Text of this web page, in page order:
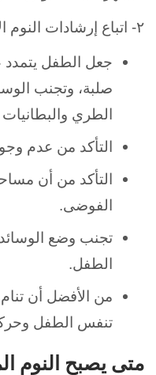
٢- اتباع إرشادات النوم الآمن مثل:
جعل الطفل
صلبة، وتجنب
الطري والبطانيات
التأكد من عدم
التأكد من أن
الفوضى.
تجنب وضع الوسائد
الطفل.
من الأفضل أن
تنفس الطفل
متى يصبح النوم